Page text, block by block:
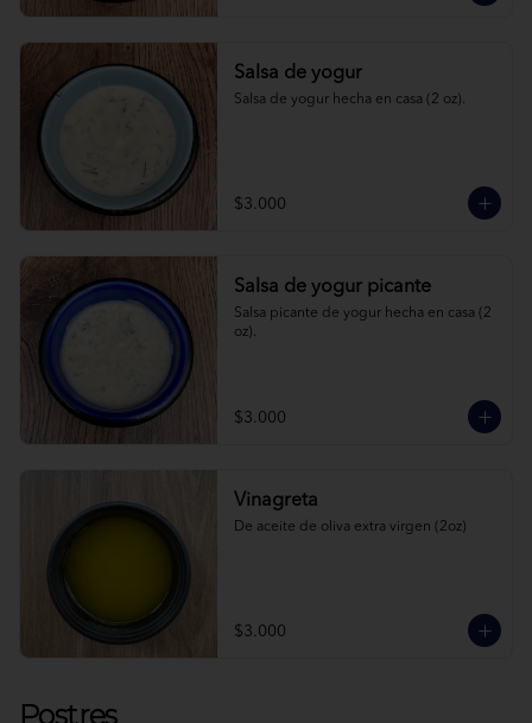
Salsa de yogur
Salsa de yogur hecha en casa (2 oz).
$3.000
Salsa de yogur picante
Salsa picante de yogur hecha en casa (2
oz).
$3.000
Vinagreta
De aceite de oliva extra virgen (2oz)
$3.000
Postres